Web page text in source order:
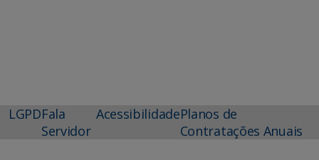
LGPDFala
Servidor
AcessibilidadePlanos de
Contratações Anuais